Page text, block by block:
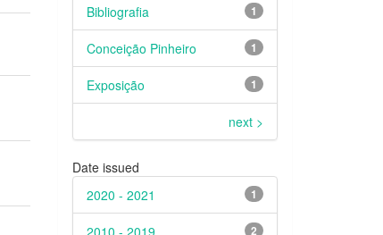
1
Bibliografia
1
Conceição Pinheiro
1
Exposição
next >
Date issued
1
2020 - 2021
2
2010 - 2019